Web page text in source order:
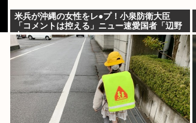
米兵が沖縄の女性をレ●プ！小泉防衛大臣
「コメントは控える」ニュー速愛国者「辺野
古！」